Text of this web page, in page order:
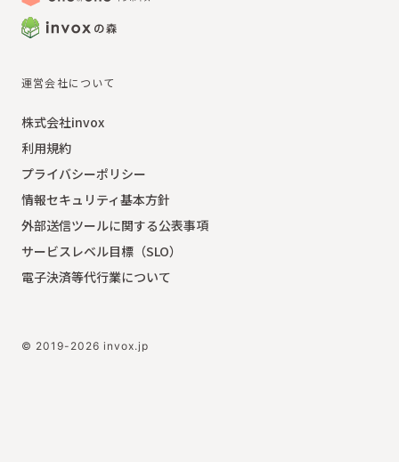
運営会社について
株式会社invox
利用規約
プライバシーポリシー
情報セキュリティ基本方針
外部送信ツールに関する公表事項
サービスレベル目標（SLO）
電子決済等代行業について
© 2019-2026 invox.jp